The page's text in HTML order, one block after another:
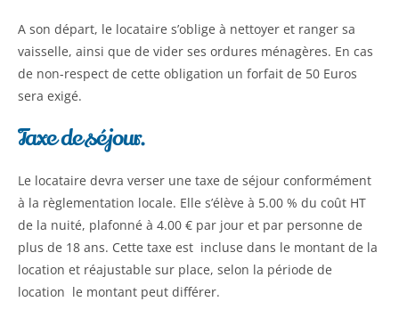
A son départ, le locataire s’oblige à nettoyer et ranger sa
vaisselle, ainsi que de vider ses ordures ménagères. En cas
de non-respect de cette obligation un forfait de 50 Euros
sera exigé.
Taxe de séjour.
Le locataire devra verser une taxe de séjour conformément
à la règlementation locale. Elle s’élève à 5.00 % du coût HT
de la nuité, plafonné à 4.00 € par jour et par personne de
plus de 18 ans. Cette taxe est incluse dans le montant de la
location et réajustable sur place, selon la période de
location le montant peut différer.